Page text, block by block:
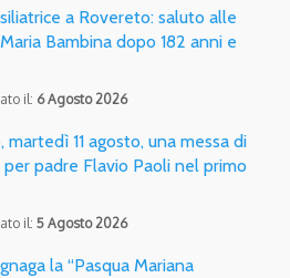
a Rovereto: saluto alle
Bambina dopo 182 anni e
il: 6 Agosto 2026
martedì 11 agosto, una messa di
padre Flavio Paoli nel primo
il: 5 Agosto 2026
la “Pasqua Mariana